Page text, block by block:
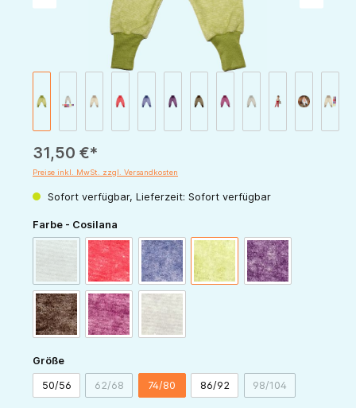
31,50 €*
Preise inkl. MwSt. zzgl. Versandkosten
Sofort verfügbar, Lieferzeit: Sofort verfügbar
Farbe - Cosilana
latte-macchiato
(Diese Option ist zurzeit nicht verfügbar.)
rot-melangemarine-melangegrün-melangepflaume-melange
schoko-melangeweinrot-melange
Größeauswählen
50/56 62/68(Diese Option ist zurzeit nicht verfügbar.)
74/80 86/92 98/104(Diese Option ist